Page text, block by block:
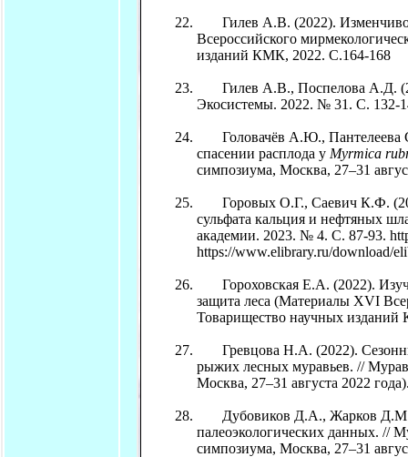
Гилев А.В. (2022).
Всероссийского
изданий КМК, 2022. С.164-168
Гилев А.В., Поспелова А.Д.
Экосистемы. 2022. № 31. С. 132-
Головачёв А.Ю., Пантелеева
спасении расплода у Myrmica
симпозиума, Москва, 27–31
Горовых О.Г., Саевич К.Ф.
сульфата кальция и нефтяных
академии. 2023. № 4. С. 87-93.
https://www.elibrary.ru/download/
Гороховская Е.А. (2022).
защита леса (Материалы XVI
Товарищество научных
Гревцова Н.А. (2022).
рыжих лесных муравьев. //
Москва, 27–31 августа 2022
Дубовиков Д.А., Жарков Д.М.
палеоэкологических данных. //
симпозиума, Москва, 27–31